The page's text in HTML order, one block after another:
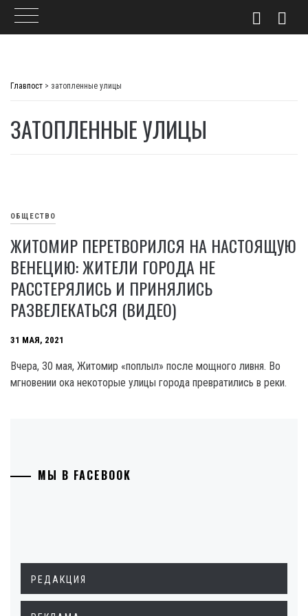
Главпост > затопленные улицы
ЗАТОПЛЕННЫЕ УЛИЦЫ
ОБЩЕСТВО
ЖИТОМИР ПЕРЕТВОРИЛСЯ НА НАСТОЯЩУЮ
ВЕНЕЦИЮ: ЖИТЕЛИ ГОРОДА НЕ
РАССТЕРЯЛИСЬ И ПРИНЯЛИСЬ
РАЗВЕЛЕКАТЬСЯ (ВИДЕО)
31 МАЯ, 2021
Вчера, 30 мая, Житомир «поплыл» после мощного ливня. Во
мгновении ока некоторые улицы города превратились в реки.
МЫ В FACEBOOK
РЕДАКЦИЯ